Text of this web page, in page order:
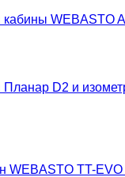
кабины WEBASTO
Планар D2 и
WEBASTO TT-